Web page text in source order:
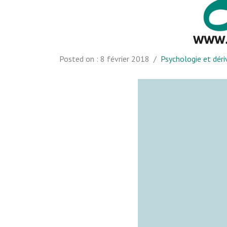
Posted on : 8 février 2018 / Psychologie et